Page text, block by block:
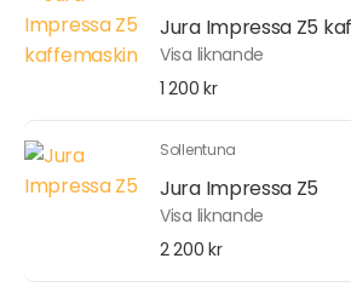
Jura Impressa Z5
Visa liknande
1 200 kr
Sollentuna
Jura Impressa Z5
Visa liknande
2 200 kr